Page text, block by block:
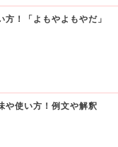
方！「よもやよもやだ」
や使い方！例文や解釈